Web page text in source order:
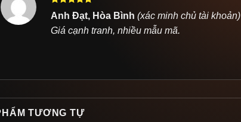
Được xếp
5
sao
Anh Đạt, Hòa Bình (xác minh chủ tài khoản)
Giá cạnh tranh, nhiều mẫu mã.
TƯƠNG TỰ